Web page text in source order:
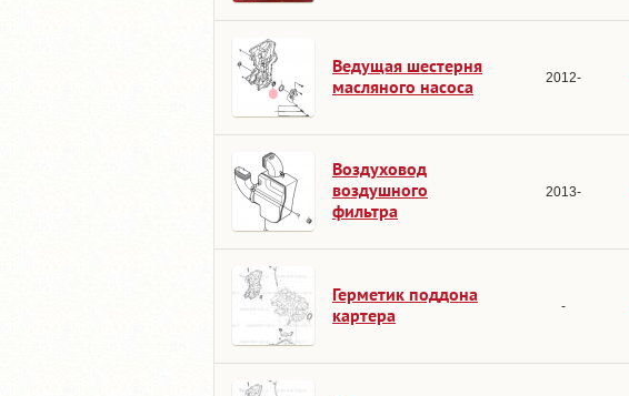
Ведущая шестерня
масляного насоса
2012-
Воздуховод
воздушного
фильтра
2013-
Герметик поддона
картера
-